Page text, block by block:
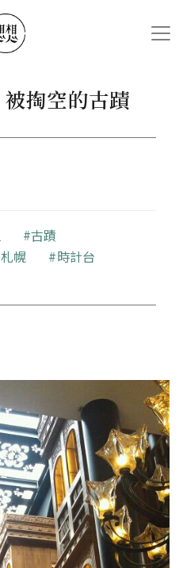
被掏空的古蹟
人物，被政治圈說是讀
治之間流浪，並嘗試寫
。
aswing1978
古蹟
札幌
時計台